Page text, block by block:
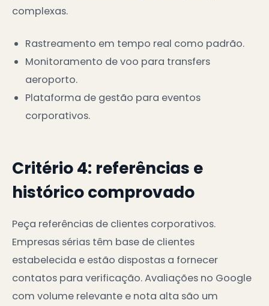
complexas.
Rastreamento em tempo real como padrão.
Monitoramento de voo para transfers
aeroporto.
Plataforma de gestão para eventos
corporativos.
Critério 4: referências e
histórico comprovado
Peça referências de clientes corporativos.
Empresas sérias têm base de clientes
estabelecida e estão dispostas a fornecer
contatos para verificação. Avaliações no Google
com volume relevante e nota alta são um